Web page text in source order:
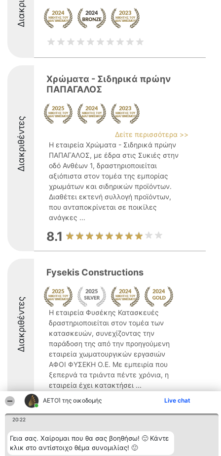
ΑΕΤΟΊ της οικοδομής Live chat
20:22
Γεια σας. Χαίρομαι που θα σας βοηθήσω! 🙂 Κάντε
κλικ στο αντίστοιχο θέμα συνομιλίας! 🙂
Διακριθέντες
Χρώματα - Σιδηρικά πρώην
ΠΑΠΑΓΑΛΟΣ
Δείτε περισσότερα >>
Η εταιρεία Χρώματα - Σιδηρικά πρώην
ΠΑΠΑΓΑΛΟΣ, με έδρα στις Συκιές στην
οδό Ανθέων 1, δραστηριοποιείται
αξιόπιστα στον τομέα της εμπορίας
χρωμάτων και σιδηρικών προϊόντων.
Διαθέτει εκτενή συλλογή προϊόντων,
που ανταποκρίνεται σε ποικίλες
ανάγκες ...
8.1
Διακριθέντες
Fysekis Constructions
Η εταιρεία Φυσέκης Κατασκευές
δραστηριοποιείται στον τομέα των
κατασκευών, συνεχίζοντας την
παράδοση της από την προηγούμενη
εταιρεία χωματουργικών εργασιών
ΑΦΟΙ ΦΥΣΕΚΗ Ο.Ε. Με εμπειρία που
ξεπερνά τα τριάντα πέντε χρόνια, η
εταιρεία έχει κατακτήσει ...
8.7
Διοργανωτής της
κατάταξης
BEAUTIFUL COMPANY
Κατάταξη
Διακριθέντες
Λίστα όλων
Επικοινωνία